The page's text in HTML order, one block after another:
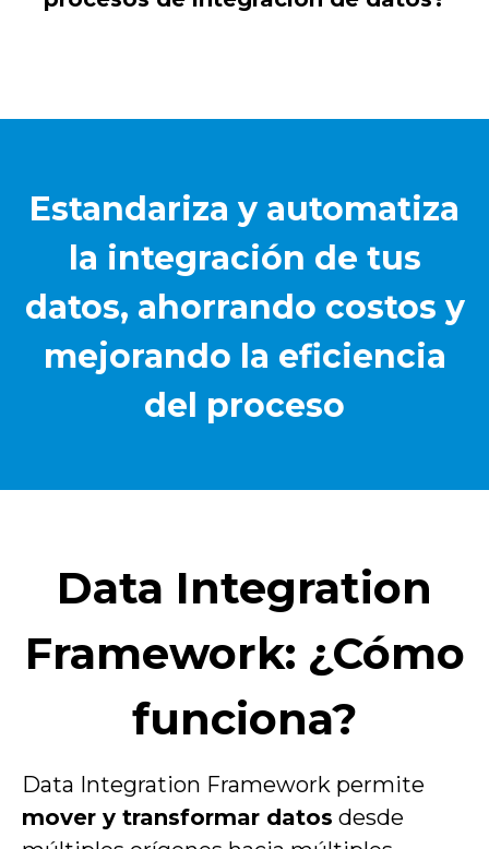
Estandariza y automatiza
la integración de tus
datos, ahorrando costos y
mejorando la eficiencia
del proceso
Data Integration
Framework: ¿Cómo
funciona?
Data Integration Framework permite
mover y transformar datos desde